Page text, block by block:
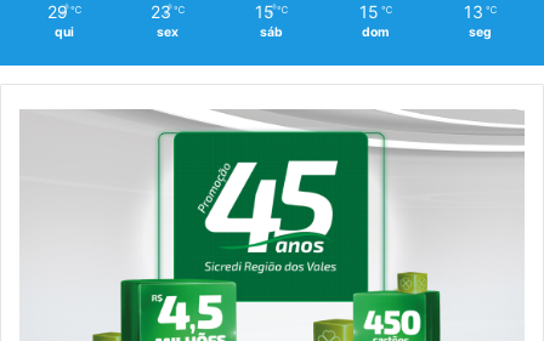
29 ℃
qui
23 ℃
sex
15 ℃
sáb
15 ℃
dom
13 ℃
seg